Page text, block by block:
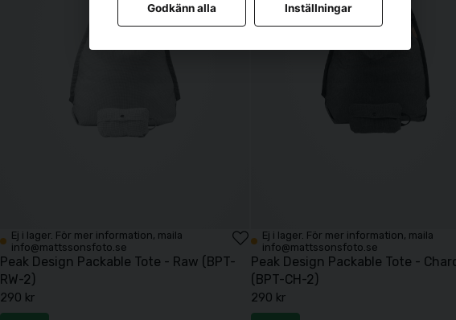
Ej i lager. För mer information, maila
info@mattssonsfoto.se
Peak Design Packable Tote - Raw (BPT-
RW-2)
290 kr
Ej i lager. För mer information, maila
info@mattssonsfoto.se
Peak Design Packable Tote -
(BPT-CH-2)
290 kr
Godkänn alla Inställningar